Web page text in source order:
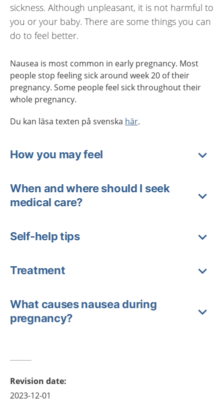
sickness. Although unpleasant, it is not harmful to
you or your baby. There are some things you can
do to feel better.
Nausea is most common in early pregnancy. Most
people stop feeling sick around week 20 of their
pregnancy. Some people feel sick throughout their
whole pregnancy.
Du kan läsa texten på svenska här.
How you may feel
When and where should I seek
medical care?
Self-help tips
Treatment
What causes nausea during
pregnancy?
Revision date:
2023-12-01